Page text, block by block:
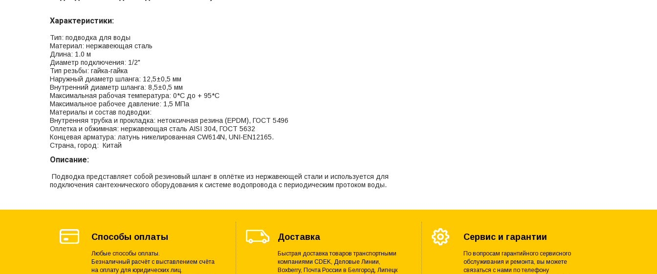
Характеристики:
Тип: подводка для воды
Материал: нержавеющая сталь
Длина: 1.0 м
Диаметр подключения: 1/2"
Тип резьбы: гайка-гайка
Наружный диаметр шланга: 12,5±0,5 мм
Внутренний диаметр шланга: 8,5±0,5 мм
Максимальная рабочая температура: 0*С до + 95*С
Максимальное рабочее давление: 1,5 МПа
Материалы и состав подводки:
Внутренняя трубка и прокладка: нетоксичная резина (EPDM), ГОСТ 5496
Оплетка и обжимная: нержавеющая сталь AISI 304, ГОСТ 5632
Концевая арматура: латунь никелированная CW614N, UNI-EN12165.
Страна, город: Китай
Описание:
Подводка представляет собой резиновый шланг в оплётке из нержавеющей стали и используется для
подключения сантехнического оборудования к системе водопровода с периодическим протоком воды.
Способы оплаты
Любые способы оплаты.
Безналичный расчёт с выставлением счёта
на оплату для юридических лиц.
Доставка
Быстрая доставка товаров транспортными
компаниями CDEK, Деловые Линии,
Boxberry, Почта России в Белгород, Липецк
Сервис и гарантии
По вопросам гарантийного сервисного
обслуживания и ремонта, вы можете
связаться с нами по телефону